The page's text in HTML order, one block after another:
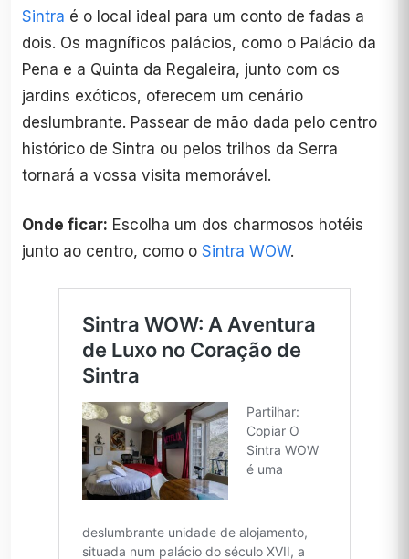
Sintra é o local ideal para um conto de fadas a
dois. Os magníficos palácios, como o Palácio da
Pena e a Quinta da Regaleira, junto com os
jardins exóticos, oferecem um cenário
deslumbrante. Passear de mão dada pelo centro
histórico de Sintra ou pelos trilhos da Serra
tornará a vossa visita memorável.
Onde ficar: Escolha um dos charmosos hotéis
junto ao centro, como o Sintra WOW.